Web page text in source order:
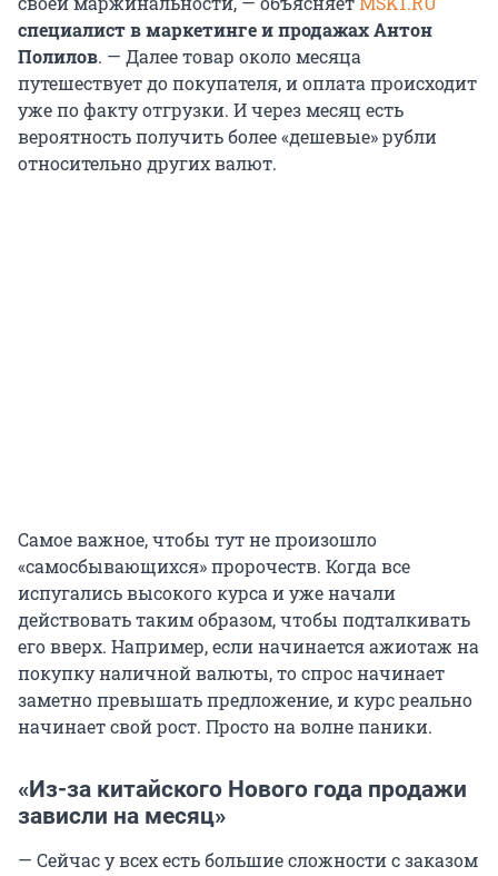
специалист в маркетинге и продажах Антон
Полилов. — Далее товар около месяца
путешествует до покупателя, и оплата происходит
уже по факту отгрузки. И через месяц есть
вероятность получить более «дешевые» рубли
относительно других валют.
Самое важное, чтобы тут не произошло
«самосбывающихся» пророчеств. Когда все
испугались высокого курса и уже начали
действовать таким образом, чтобы подталкивать
его вверх. Например, если начинается ажиотаж на
покупку наличной валюты, то спрос начинает
заметно превышать предложение, и курс реально
начинает свой рост. Просто на волне паники.
«Из-за китайского Нового года продажи
зависли на месяц»
— Сейчас у всех есть большие сложности с заказом